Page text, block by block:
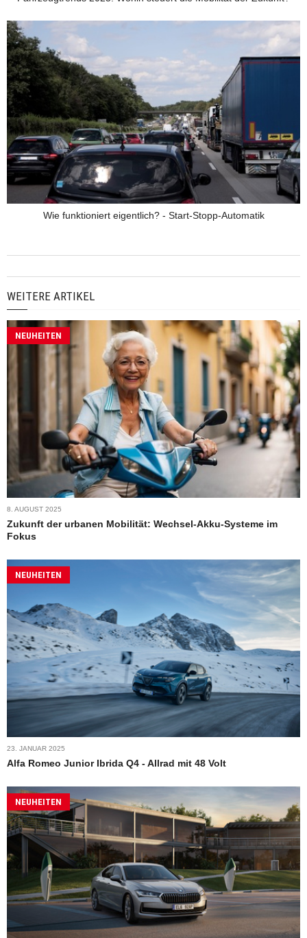
Wie funktioniert eigentlich? - Start-Stopp-Automatik
WEITERE ARTIKEL
NEUHEITEN
8. AUGUST 2025
Zukunft der urbanen Mobilität: Wechsel-Akku-Systeme im
Fokus
NEUHEITEN
23. JANUAR 2025
Alfa Romeo Junior Ibrida Q4 - Allrad mit 48 Volt
NEUHEITEN